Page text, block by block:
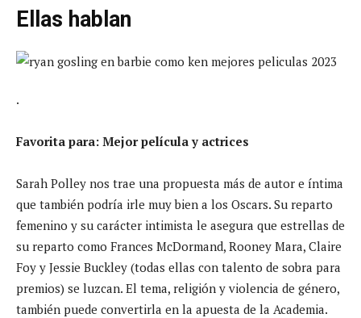
Ellas hablan
.
Favorita para: Mejor película y actrices
Sarah Polley nos trae una propuesta más de autor e íntima
que también podría irle muy bien a los Oscars. Su reparto
femenino y su carácter intimista le asegura que estrellas de
su reparto como Frances McDormand, Rooney Mara, Claire
Foy y Jessie Buckley (todas ellas con talento de sobra para
premios) se luzcan. El tema, religión y violencia de género,
también puede convertirla en la apuesta de la Academia.